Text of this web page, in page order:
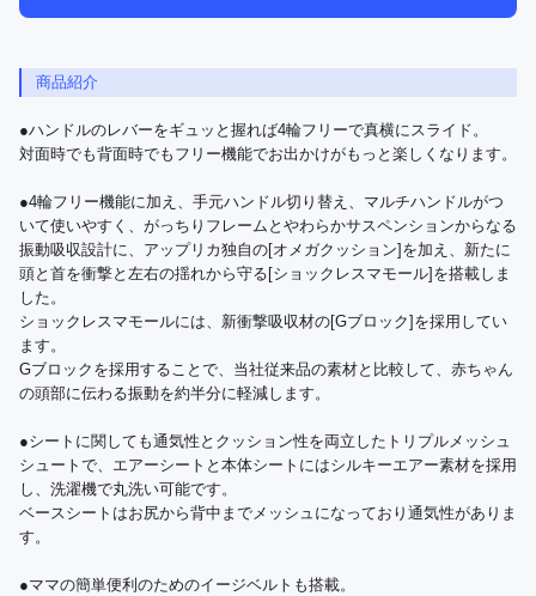
商品紹介
●ハンドルのレバーをギュッと握れば4輪フリーで真横にスライド。
対面時でも背面時でもフリー機能でお出かけがもっと楽しくなります。
●4輪フリー機能に加え、手元ハンドル切り替え、マルチハンドルがつ
いて使いやすく、がっちりフレームとやわらかサスペンションからなる
振動吸収設計に、アップリカ独自の[オメガクッション]を加え、新たに
頭と首を衝撃と左右の揺れから守る[ショックレスマモール]を搭載しま
した。
ショックレスマモールには、新衝撃吸収材の[Gブロック]を採用してい
ます。
Gブロックを採用することで、当社従来品の素材と比較して、赤ちゃん
の頭部に伝わる振動を約半分に軽減します。
●シートに関しても通気性とクッション性を両立したトリプルメッシュ
シュートで、エアーシートと本体シートにはシルキーエアー素材を採用
し、洗濯機で丸洗い可能です。
ベースシートはお尻から背中までメッシュになっており通気性がありま
す。
●ママの簡単便利のためのイージベルトも搭載。